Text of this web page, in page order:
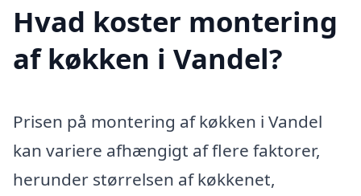
Hvad koster montering
af køkken i Vandel?
Prisen på montering af køkken i Vandel
kan variere afhængigt af flere faktorer,
herunder størrelsen af køkkenet,